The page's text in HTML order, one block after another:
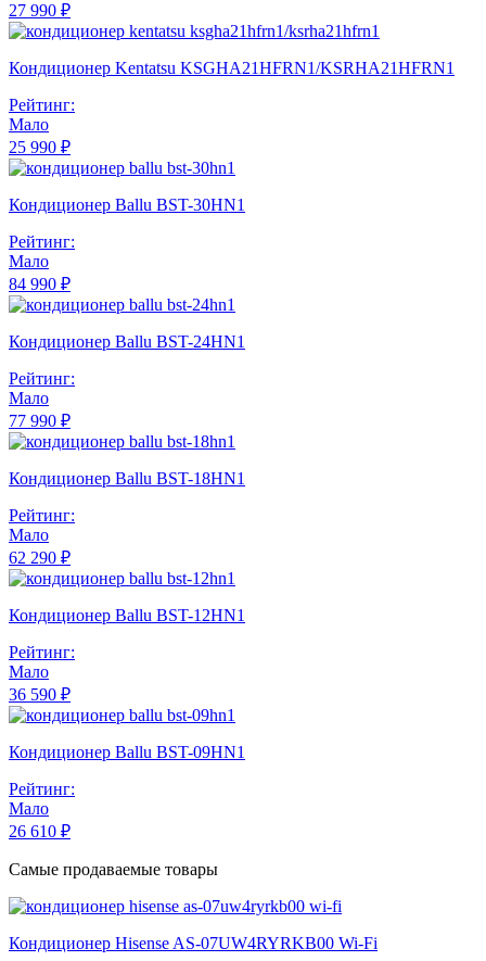
27 990 ₽
Кондиционер Kentatsu KSGHA21HFRN1/KSRHA21HFRN1
Рейтинг:
Мало
25 990 ₽
Кондиционер Ballu BST-30HN1
Рейтинг:
Мало
84 990 ₽
Кондиционер Ballu BST-24HN1
Рейтинг:
Мало
77 990 ₽
Кондиционер Ballu BST-18HN1
Рейтинг:
Мало
62 290 ₽
Кондиционер Ballu BST-12HN1
Рейтинг:
Мало
36 590 ₽
Кондиционер Ballu BST-09HN1
Рейтинг:
Мало
26 610 ₽
Самые продаваемые товары
Кондиционер Hisense AS-07UW4RYRKB00 Wi-Fi